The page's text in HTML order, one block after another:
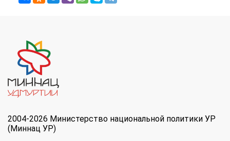
2004-2026 Министерство национальной политики УР
(Миннац УР)